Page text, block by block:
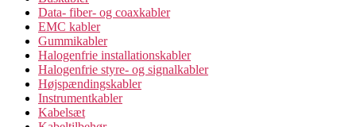
Data- fiber- og coaxkabler
EMC kabler
Gummikabler
Halogenfrie installationskabler
Halogenfrie styre- og signalkabler
Højspændingskabler
Instrumentkabler
Kabelsæt